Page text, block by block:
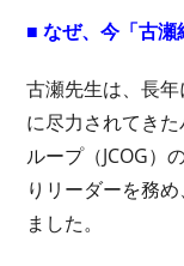
■ なぜ、今「古瀬
古瀬先生は、長
に尽力されてき
ループ（JCOG）
りリーダーを務
ました。